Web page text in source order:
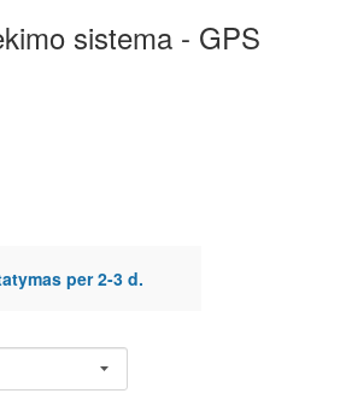
sistema - GPS
per 2-3 d.